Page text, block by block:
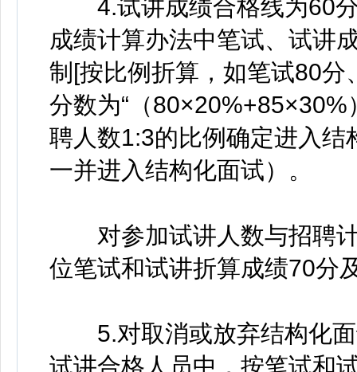
4.试讲成绩合格线为60分
成绩计算办法中笔试、试讲
制[按比例折算，如笔试80
分数为“（
聘人数1:3的比例确定进入
一并进入结构化面试）。
对参加试讲人数与招聘计
位笔试和试讲折算成绩70分
5.对取消或放弃结构化面
试讲合格人员中，按笔试和